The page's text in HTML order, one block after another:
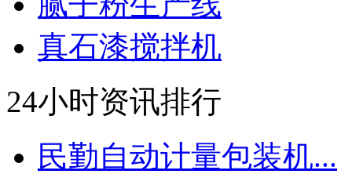
真石漆搅拌机
24小时资讯排行
民勤自动计量包装机...